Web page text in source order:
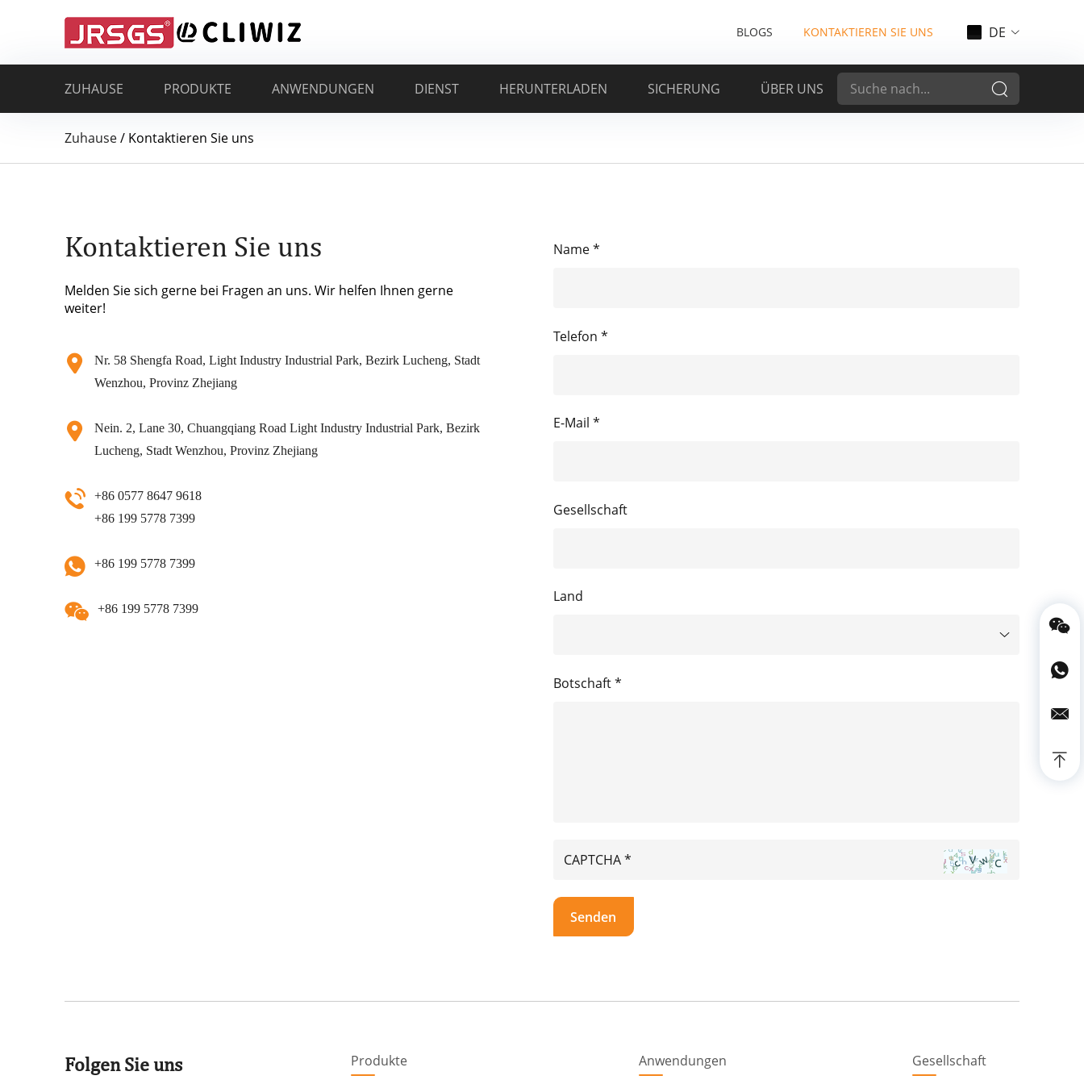
BLOGS KONTAKTIEREN SIE UNS DE
ZUHAUSE PRODUKTE ANWENDUNGEN DIENST HERUNTERLADEN SICHERUNG ÜBER UNS
Zuhause/ Kontaktieren Sie uns
Kontaktieren Sie uns
Melden Sie sich gerne bei Fragen an uns. Wir helfen Ihnen gerne
weiter!
Nr. 58 Shengfa Road, Light Industry Industrial Park, Bezirk Lucheng, Stadt
Wenzhou, Provinz Zhejiang
Nein. 2, Lane 30, Chuangqiang Road Light Industry Industrial Park, Bezirk
Lucheng, Stadt Wenzhou, Provinz Zhejiang
+86 0577 8647 9618
+86 199 5778 7399
+86 199 5778 7399
+86 199 5778 7399
Name *
Telefon *
E-Mail *
Gesellschaft
Land
Botschaft *
Folgen Sie uns Produkte Anwendungen Gesellschaft